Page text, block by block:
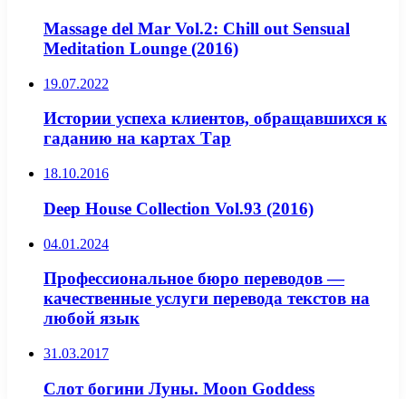
Massage del Mar Vol.2: Chill out Sensual
Meditation Lounge (2016)
19.07.2022
Истории успеха клиентов, обращавшихся к
гаданию на картах Тар
18.10.2016
Deep House Collection Vol.93 (2016)
04.01.2024
Профессиональное бюро переводов —
качественные услуги перевода текстов на
любой язык
31.03.2017
Слот богини Луны. Moon Goddess